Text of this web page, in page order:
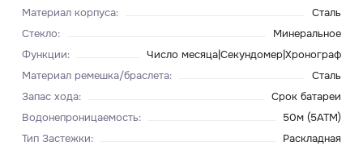
Материал корпуса:
Сталь
Стекло:
Минеральное
Функции:
Число месяца|Секундомер|Хронограф
Материал ремешка/браслета:
Сталь
Запас хода:
Срок батареи
Водонепроницаемость:
50м (5ATM)
Тип Застежки:
Раскладная